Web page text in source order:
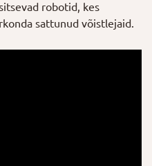
robotid, kes
sattunud võistlejaid.